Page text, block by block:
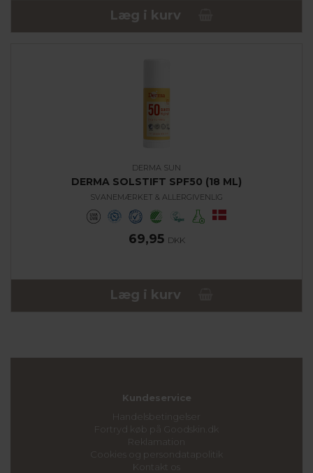
Læg i kurv
DERMA SUN
DERMA SOLSTIFT SPF50 (18 ML)
SVANEMÆRKET & ALLERGIVENLIG
69,95 DKK
Læg i kurv
Kundeservice
Handelsbetingelser
Fortryd køb på Goodskin.dk
Reklamation
Cookies og persondatapolitik
Kontakt os